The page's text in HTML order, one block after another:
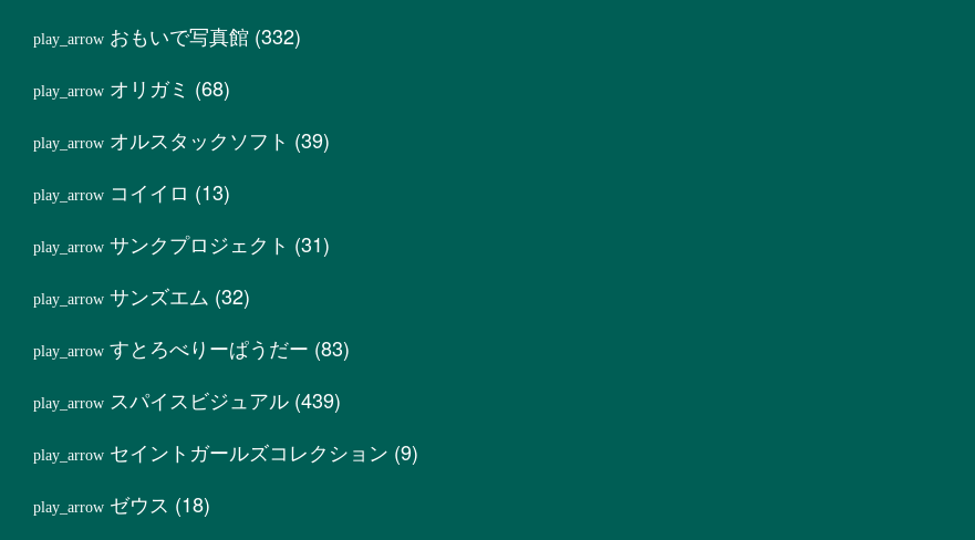
おもいで写真館 (332)
オリガミ (68)
オルスタックソフト (39)
コイイロ (13)
サンクプロジェクト (31)
サンズエム (32)
すとろべりーぱうだー (83)
スパイスビジュアル (439)
セイントガールズコレクション (9)
ゼウス (18)